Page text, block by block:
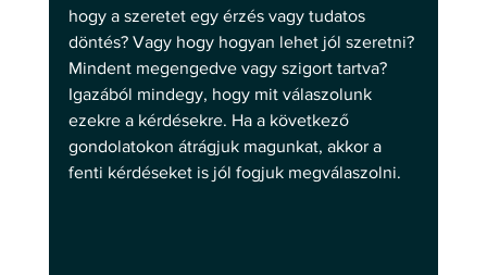
hogy a szeretet egy érzés vagy tudatos
döntés? Vagy hogy hogyan lehet jól szeretni?
Mindent megengedve vagy szigort tartva?
Igazából mindegy, hogy mit válaszolunk
ezekre a kérdésekre. Ha a következő
gondolatokon átrágjuk magunkat, akkor a
fenti kérdéseket is jól fogjuk megválaszolni.